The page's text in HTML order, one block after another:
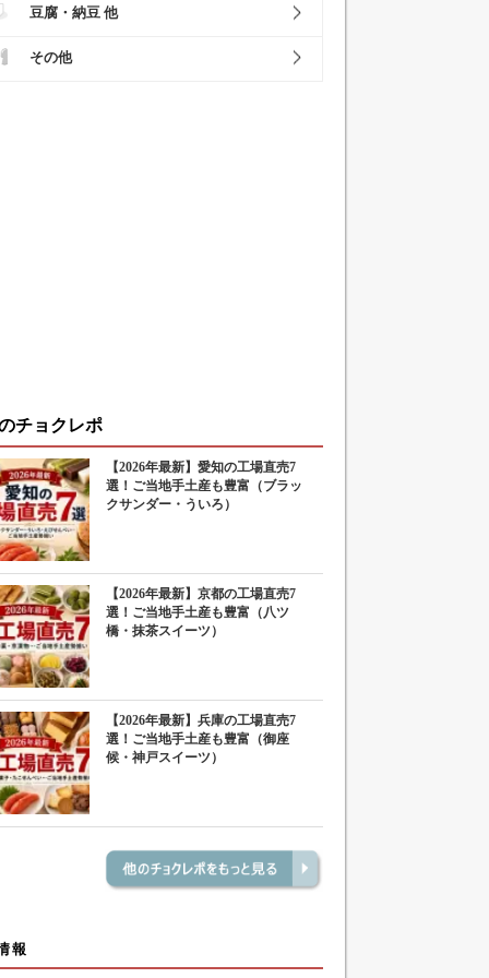
豆腐・納豆 他
その他
チョクレポ
【2026年最新】愛知の工場直売7
選！ご当地手土産も豊富（ブラッ
クサンダー・ういろ）
【2026年最新】京都の工場直売7
選！ご当地手土産も豊富（八ツ
橋・抹茶スイーツ）
【2026年最新】兵庫の工場直売7
選！ご当地手土産も豊富（御座
候・神戸スイーツ）
報